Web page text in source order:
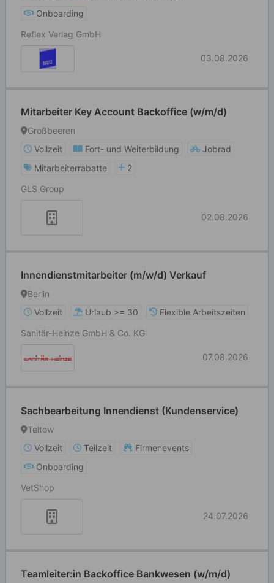
Onboarding
Reflex Verlag GmbH
03.08.2026
Mitarbeiter Key Account Backoffice (w/m/d)
Großbeeren
Vollzeit
Fort- und Weiterbildung
Jobrad
Mitarbeiterrabatte
2
GLS Group
02.08.2026
Innendienstmitarbeiter (m/w/d) Verkauf
Berlin
Vollzeit
Urlaub >= 30
Flexible Arbeitszeiten
Sanitär-Heinze GmbH & Co. KG
07.08.2026
Sachbearbeitung Innendienst (Kundenservice)
Teltow
Vollzeit
Teilzeit
Firmenevents
Onboarding
VetShop
24.07.2026
Teamleiter:in Backoffice Bankwesen (w/m/d)